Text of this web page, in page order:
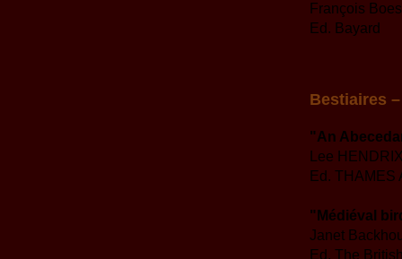
François
Ed. Bayard
Bestiaires
"An
Lee
Ed. THAMES
"Médiéval
Janet
Ed. The